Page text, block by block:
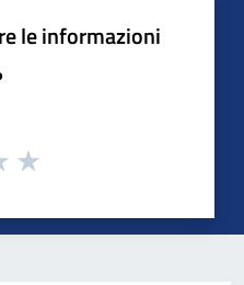
le informazioni